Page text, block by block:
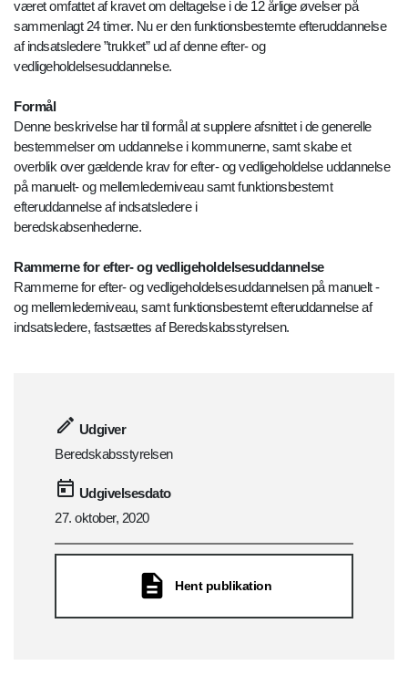
været omfattet af kravet om deltagelse i de 12 årlige øvelser på
sammenlagt 24 timer. Nu er den funktionsbestemte efteruddannelse
af indsatsledere ”trukket” ud af denne efter- og
vedligeholdelsesuddannelse.
Formål
Denne beskrivelse har til formål at supplere afsnittet i de generelle
bestemmelser om uddannelse i kommunerne, samt skabe et
overblik over gældende krav for efter- og vedligeholdelse uddannelse
på manuelt- og mellemlederniveau samt funktionsbestemt
efteruddannelse af indsatsledere i
beredskabsenhederne.
Rammerne for efter- og vedligeholdelsesuddannelse
Rammerne for efter- og vedligeholdelsesuddannelsen på manuelt -
og mellemlederniveau, samt funktionsbestemt efteruddannelse af
indsatsledere, fastsættes af Beredskabsstyrelsen.
Udgiver
Beredskabsstyrelsen
Udgivelsesdato
27. oktober, 2020
Hent publikation